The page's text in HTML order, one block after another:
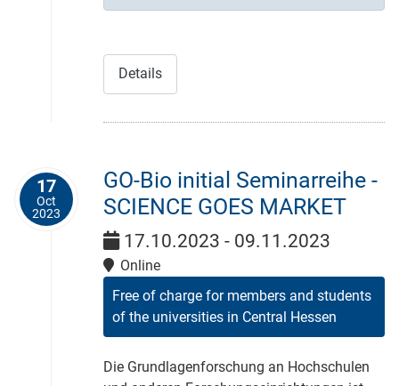
Details
17
Oct
2023
GO-Bio initial Seminarreihe -
SCIENCE GOES MARKET
17.10.2023 - 09.11.2023
Online
Free of charge for members and students
of the universities in Central Hessen
Die Grundlagenforschung an Hochschulen